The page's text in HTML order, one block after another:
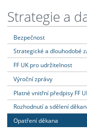
Strategie a
Bezpečnost
Strategické a dlouhodobé
FF UK pro udržitelnost
Výroční zprávy
Platné vnitřní předpisy FF
Rozhodnutí a sdělení
Opatření děkana